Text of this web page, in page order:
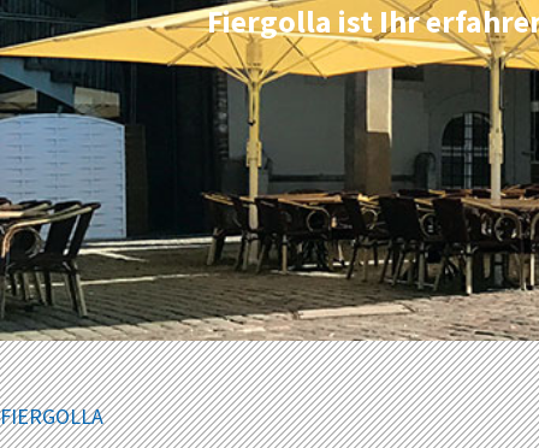
Fiergolla ist Ihr
FIERGOLLA